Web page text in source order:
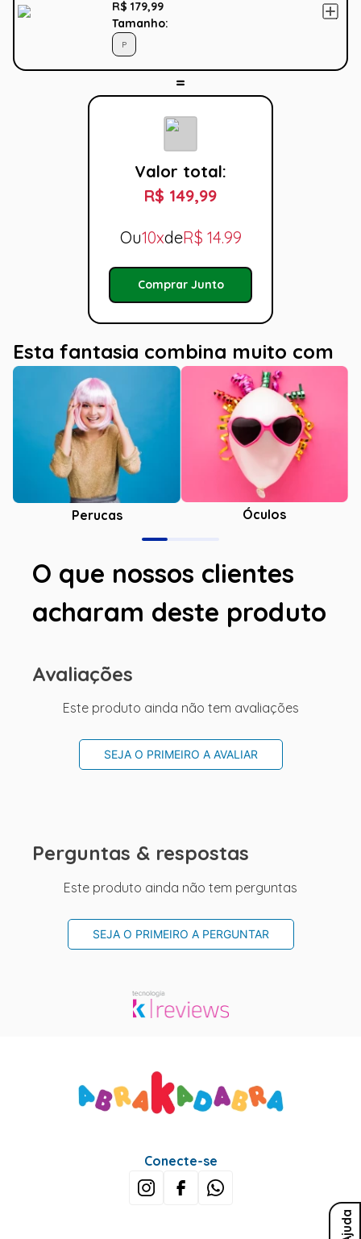
R$ 179,99
Tamanho:
P
Valor total:
R$ 149,99
Ou10xdeR$ 14.99
Comprar Junto
Esta fantasia combina muito com
Perucas Óculos
O que nossos clientes
acharam deste produto
Avaliações
Este produto ainda não tem avaliações
SEJA O PRIMEIRO A AVALIAR
Perguntas & respostas
Este produto ainda não tem perguntas
SEJA O PRIMEIRO A PERGUNTAR
Ajuda
Conecte-se